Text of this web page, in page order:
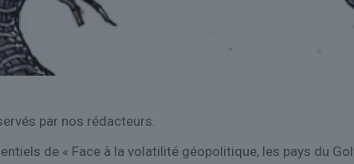
par nos rédacteurs.
de « Face à la volatilité géopolitique, les pays du